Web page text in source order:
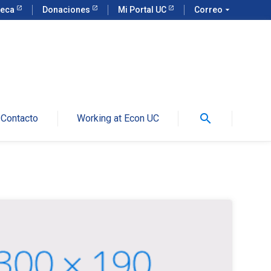
Donaciones Mi Portal UC Correo arrow_drop_down
Contacto Working at Econ UC search